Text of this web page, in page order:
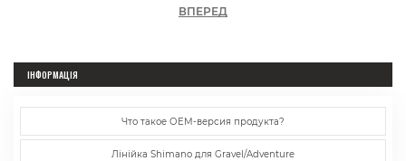
ВПЕРЕД
ІНФОРМАЦІЯ
Что такое ОЕМ-версия продукта?
Лінійка Shimano для Gravel/Adventure